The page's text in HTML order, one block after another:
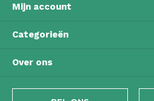
Mijn account
Categorieën
Over ons